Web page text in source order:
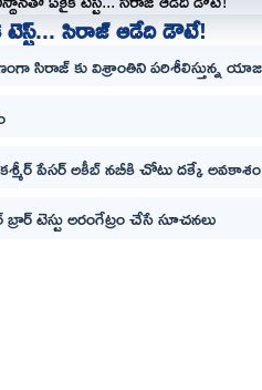
టెస్ట్... సిరాజ్ ఆడేది డౌటే!
సిరాజ్ కు విశ్రాంతిని పరిశీలిస్తున్న
పేసర్ అకీబ్ నబీకి చోటు దక్కే అవకాశం
టెస్టు అరంగేట్రం చేసే సూచనలు